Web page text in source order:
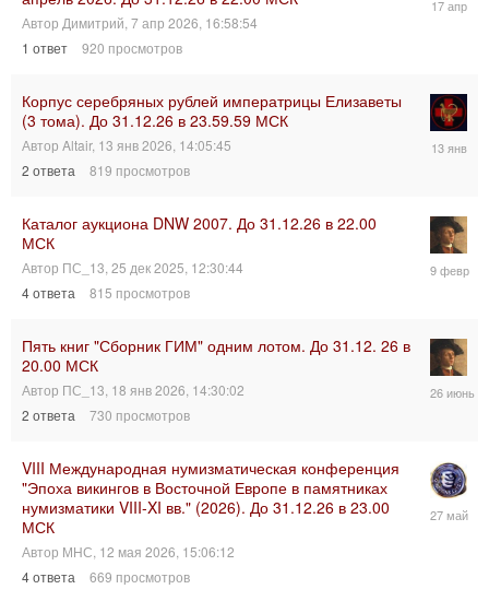
Автор Димитрий 7 апр 2026, 16:58:54
1 ответ 920 просмотров
Корпус серебряных рублей императрицы Елизаветы
(3 тома). До 31.12.26 в 23.59.59 МСК
Автор Altair, 13 янв 2026, 14:05:45
2 ответа 819 просмотров
13
Каталог аукциона DNW 2007. До 31.12.26 в 22.00
МСК
Автор ПС_13 25 дек 2025, 12:30:44
4ответа 815 просмотров
9
фев
Пять книг "Сборник ГИМ" одним лотом. До 31.12. 26 в
20.00 МСК
Автор ПС_13 18 янв 2026, 14:30:02
2 ответа 730 просмотров
26
VIII Международная нумизматическая конференция
"Эпоха викингов в Восточной Европе в памятниках
нумизматики VIII-XI вв." (2026). До 31.12.26 в 23.00
МСК
Автор МНС 12 мая 2026, 15:06:12
4ответа 669 просмотров
27